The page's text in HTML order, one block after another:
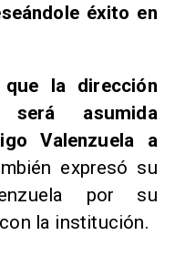
éxito en
la dirección
asumida
Valenzuela a
expresó su
por su
la institución.